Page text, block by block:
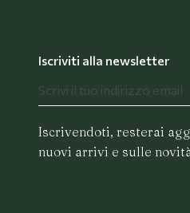
Iscriviti alla newsletter
Iscrivendoti, resterai
nuovi arrivi e sulle